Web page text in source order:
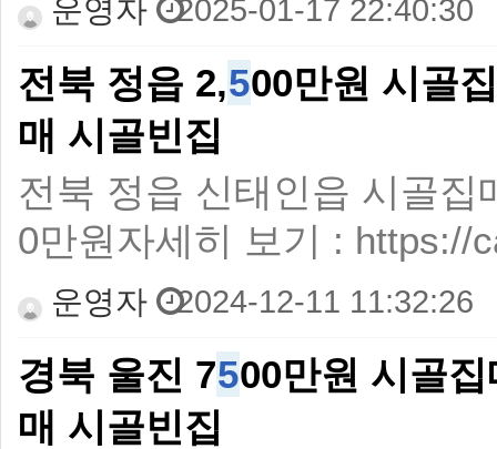
운영자 2025-01-17 22:40:30
전북 정읍 2,500만원 시골
매 시골빈집
전북 정읍 신태인읍 시골
0만원자세히 보기 : https://
운영자 2024-12-11 11:32:26
경북 울진 7500만원 시골
매 시골빈집